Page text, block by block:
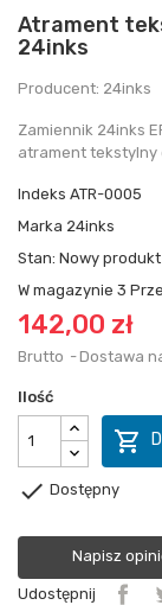
Atrament
24inks
Producent: 24inks
Zamiennik 24inks
atrament tekstylny
Indeks ATR-0005
Marka 24inks
Stan: Nowy produkt
W magazynie 3
142,00 zł
Brutto Dostawa
Ilość

 Dostępny
Napisz
Udostępnij